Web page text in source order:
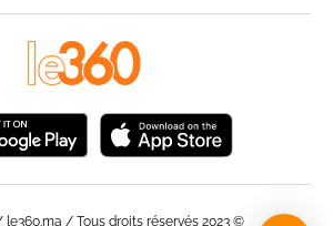
© Web News / le360.ma / Tous droits réservés 2023